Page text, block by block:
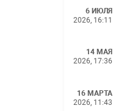
6 ИЮЛЯ
2026, 16:11
14 МАЯ
2026, 17:36
16 МАРТА
2026, 11:43